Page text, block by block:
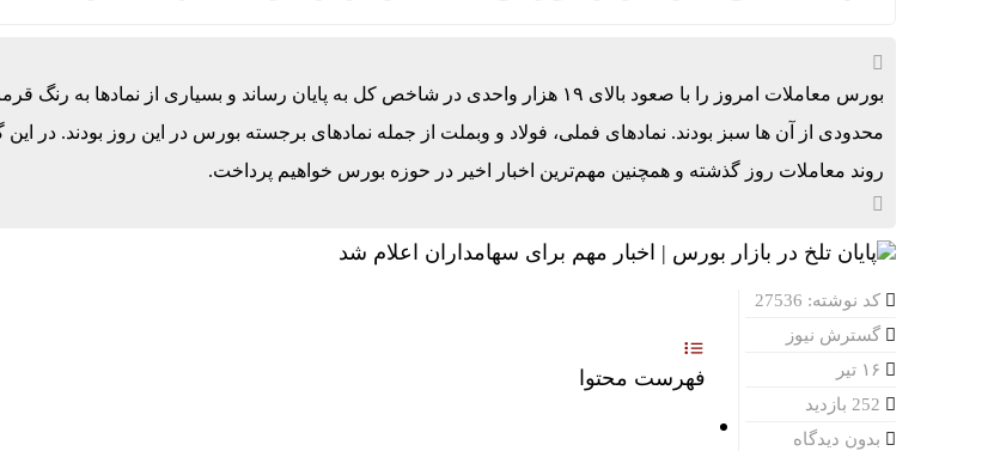
بورس معاملات امروز را با صعود بالای ۱۹ هزار واحدی در شاخص کل به پایان رساند و بسیاری از نمادها به
محدودی از آن ها سبز بودند. نمادهای فملی، فولاد و وبملت از جمله نمادهای برجسته بورس در این روز بودند. در این
روند معاملات روز گذشته و همچنین مهم‌ترین اخبار اخیر در حوزه بورس خواهیم پرداخت.
کد نوشته: 27536
گسترش نیوز
بدون دیدگاه
فهرست محتوا